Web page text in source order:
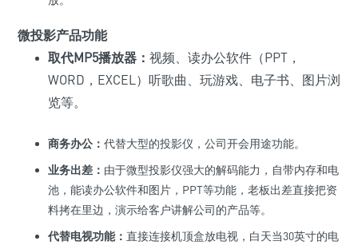
微投影产品功能
取代MP5播放器： 视频、读办公软件（PPT，
WORD，EXCEL）听歌曲、玩游戏、电子书、图片浏
览等。
商务办公： 代替大型的投影仪，公司开会用途功能。
业务出差： 由于微型投影仪强大的解码能力，自带内存和电
池，能读办公软件和图片，PPT等功能，老板出差直接把资
料拷在里边，演示给客户讲解公司的产品等。
代替电视功能： 直接连接机顶盒放电视，白天当30英寸的电